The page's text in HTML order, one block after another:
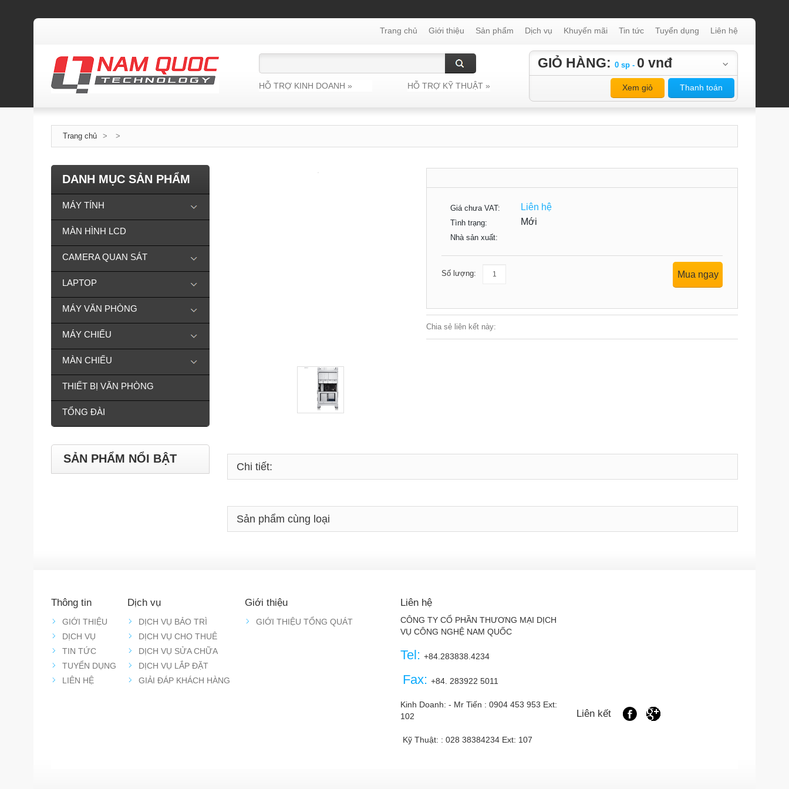
Trang chủ Giới thiệu Sản phẩm Dịch vụ Khuyến mãi Tin tức Tuyển dụng Liên hệ
GIỎ HÀNG: 0 sp - 0 vnđ
Xem giỏ Thanh toán
HỖ TRỢ KINH DOANH » HỖ TRỢ KỸ THUẬT »
Trang chủ > >
Giá chưa VAT: Liên hệ
Tình trạng: Mới
Nhà sản xuất:
Số lượng: Mua ngay
Chia sẻ liên kết này:
Chi tiết:
Sản phẩm cùng loại
DANH MỤC SẢN PHẨM
MÁY TÍNH
MÀN HÌNH LCD
CAMERA QUAN SÁT
LAPTOP
MÁY VĂN PHÒNG
MÁY CHIẾU
MÀN CHIẾU
THIẾT BỊ VĂN PHÒNG
TỔNG ĐÀI
SẢN PHẨM NỔI BẬT
Thông tin
GIỚI THIỆU
DỊCH VỤ
TIN TỨC
TUYỂN DỤNG
LIÊN HỆ
Dịch vụ
DỊCH VỤ BẢO TRÌ
DỊCH VỤ CHO THUÊ
DỊCH VỤ SỬA CHỮA
DỊCH VỤ LẮP ĐẶT
GIẢI ĐÁP KHÁCH HÀNG
Giới thiệu
GIỚI THIỆU TỔNG QUÁT
Liên hệ
CÔNG TY CỔ PHẦN THƯƠNG MẠI DỊCH
VỤ CÔNG NGHỆ NAM QUỐC
Tel: +84.283838.4234
Fax: +84. 283922 5011
Kinh Doanh: - Mr Tiến : 0904 453 953 Ext:
102
Kỹ Thuật: : 028 38384234 Ext: 107
Liên kết